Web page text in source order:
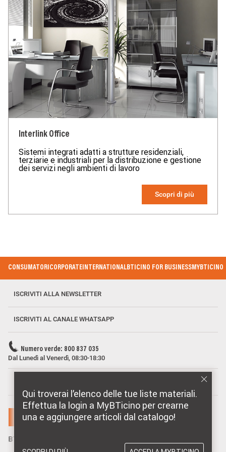
Interlink Office
Sistemi integrati adatti a strutture residenziali,
terziarie e industriali per la distribuzione e gestione
dei servizi negli ambienti di lavoro
Scopri di più
Qui troverai l’elenco delle tue liste materiali.
Effettua la login a MyBTicino per crearne
una e aggiungere articoli dal catalogo!
Footer Menu
CONSUMATORICORPORATEINTERNATIONALBTICINO FOR BUSINESSMYBTICINO
ISCRIVITI ALLA NEWSLETTER
ISCRIVITI AL CANALE WHATSAPP
Numero verde: 800 837 035
Dal Lunedì al Venerdì, 08:30-18:30